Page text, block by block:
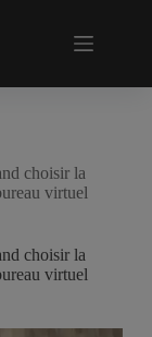
choisir la
virtuel
choisir la
virtuel